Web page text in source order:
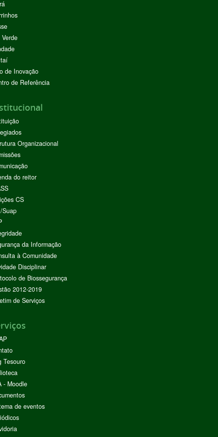
de Inovação
de Referência
Organizacional
do reitor
CS
Suap
da Informação
à Comunidade
Disciplinar
de Biossegurança
2012-2019
de Serviços
Tesouro
- Moodle
de eventos